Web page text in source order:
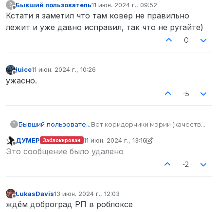
взорвётся)
? Бывший пользователь11 июн. 2024 г., 09:52
отредактировано
Кстати я заметил что там ковер не правильно
лежит и уже давно исправил, так что не ругайте)
0
Не в сети
juice11 июн. 2024 г., 10:26
отредактировано
ужасно.
-5
? Бывший пользовательВот коридорчики мэрии (качество
взорвётся)
Не в сети
ДУМЕР Заблокирован 11 июн. 2024 г., 13:16
отредактировано ДУМЕР
Это сообщение было удалено
-2
Не в сети
LukasDavis13 июн. 2024 г., 12:03
отредактировано
ждём доброград РП в роблоксе